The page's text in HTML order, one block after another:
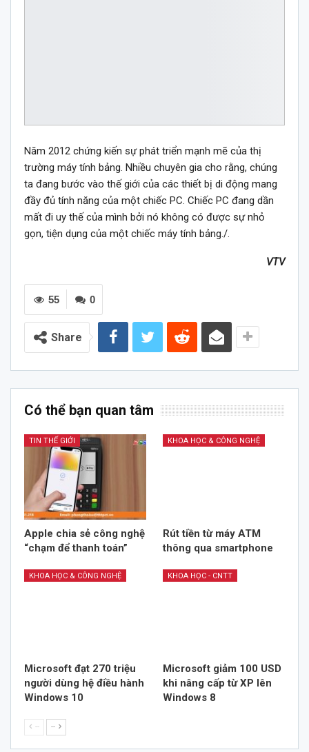
Năm 2012 chứng kiến sự phát triển mạnh mẽ của thị
trường máy tính bảng. Nhiều chuyên gia cho rằng, chúng
ta đang bước vào thế giới của các thiết bị di động mang
đầy đủ tính năng của một chiếc PC. Chiếc PC đang dần
mất đi uy thế của mình bởi nó không có được sự nhỏ
gọn, tiện dụng của một chiếc máy tính bảng./.
VTV
0
55
Share
Có thể bạn quan tâm
TIN THẾ GIỚI
Apple chia sẻ công nghệ
“chạm để thanh toán”
KHOA HỌC & CÔNG NGHỆ
Rút tiền từ máy ATM
thông qua smartphone
KHOA HỌC & CÔNG NGHỆ
Microsoft đạt 270 triệu
người dùng hệ điều hành
Windows 10
KHOA HỌC - CNTT
Microsoft giảm 100 USD
khi nâng cấp từ XP lên
Windows 8
-- --